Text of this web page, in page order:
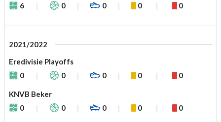
6
0 0 0 0
2021/2022
Eredivisie Playoffs
0
0 0 0 0
KNVB Beker
0
0 0 0 0